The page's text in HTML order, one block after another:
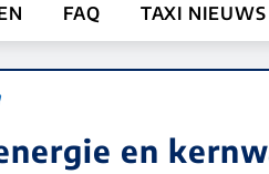
FAQ TAXI NIEUWS
en